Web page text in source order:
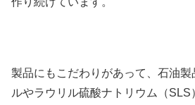
製品にもこだわりがあって、石油製
ルやラウリル硫酸ナトリウム（